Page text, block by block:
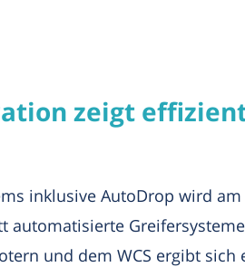
zeigt
inklusive AutoDrop wird
automatisierte
und dem WCS ergibt